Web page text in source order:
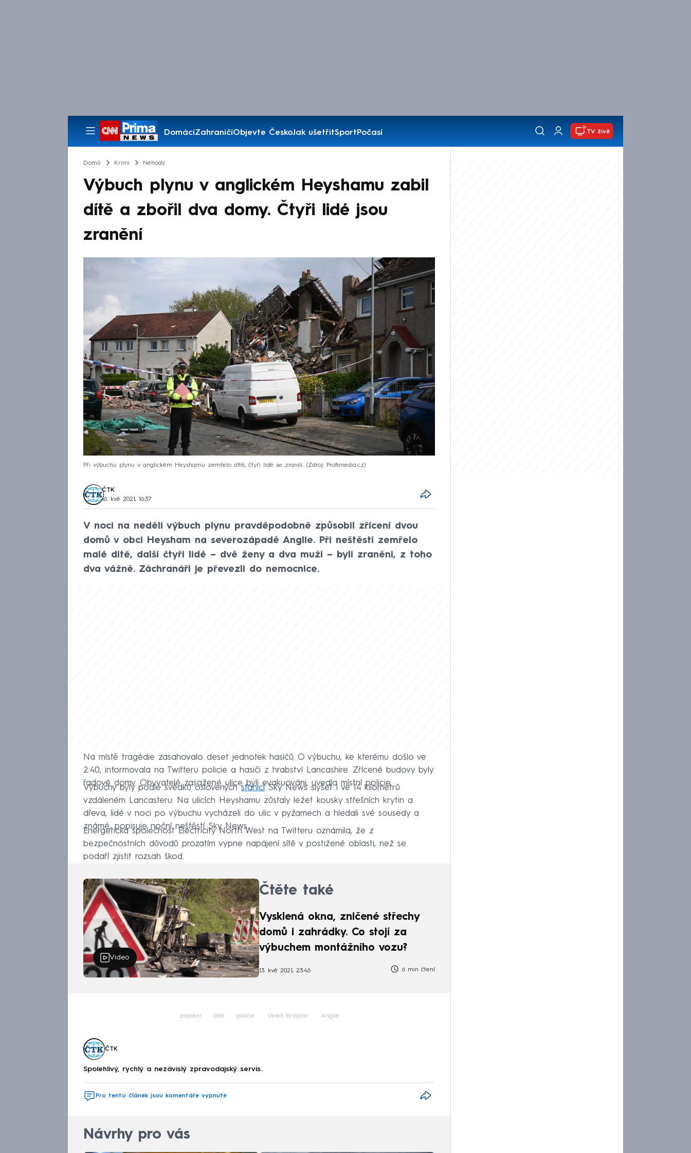
DomácíZahraničíObjevte ČeskoJak ušetřitSportPočasí
Pořady
TV živě
Domů Krimi Nehody
Výbuch plynu v anglickém Heyshamu zabil
dítě a zbořil dva domy. Čtyři lidé jsou
zranění
Při výbuchu plynu v anglickém Heyshamu zemřelo dítě, čtyři lidé se zranili. Zdroj: Profimedia.cz
ČTK
16. kvě 2021, 16:37
V noci na neděli výbuch plynu pravděpodobně způsobil zřícení dvou
domů v obci Heysham na severozápadě Anglie. Při neštěstí zemřelo
malé dítě, další čtyři lidé – dvě ženy a dva muži – byli zraněni, z toho
dva vážně. Záchranáři je převezli do nemocnice.
Na místě tragédie zasahovalo deset jednotek hasičů. O výbuchu, ke kterému došlo ve
2:40, informovala na Twitteru policie a hasiči z hrabství Lancashire. Zřícené budovy byly
řadové domy. Obyvatelé zasažené ulice byli evakuováni, uvedla místní policie.
Výbuchy byly podle svědků oslovenýchstanicíSky News slyšet i ve 14 kilometrů
vzdáleném Lancasteru. Na ulicích Heyshamu zůstaly ležet kousky střešních krytin a
dřeva, lidé v noci po výbuchu vycházeli do ulic v pyžamech a hledali své sousedy a
známé, popisuje noční neštěstí Sky News.
Energetická společnost Electricity North West na Twitteru oznámila, že z
bezpečnostních důvodů prozatím vypne napájení sítě v postižené oblasti, než se
podaří zjistit rozsah škod.
Video
Čtěte také
Vysklená okna, zničené střechy
domů i zahrádky. Co stojí za
výbuchem montážního vozu?
13. kvě 2021, 23:46 6 min čtení
zranění dítě policie Velká Británie Anglie
ČTK
Spolehlivý, rychlý a nezávislý zpravodajský servis.
Pro tento článek jsou komentáře vypnuté
Návrhy pro vás